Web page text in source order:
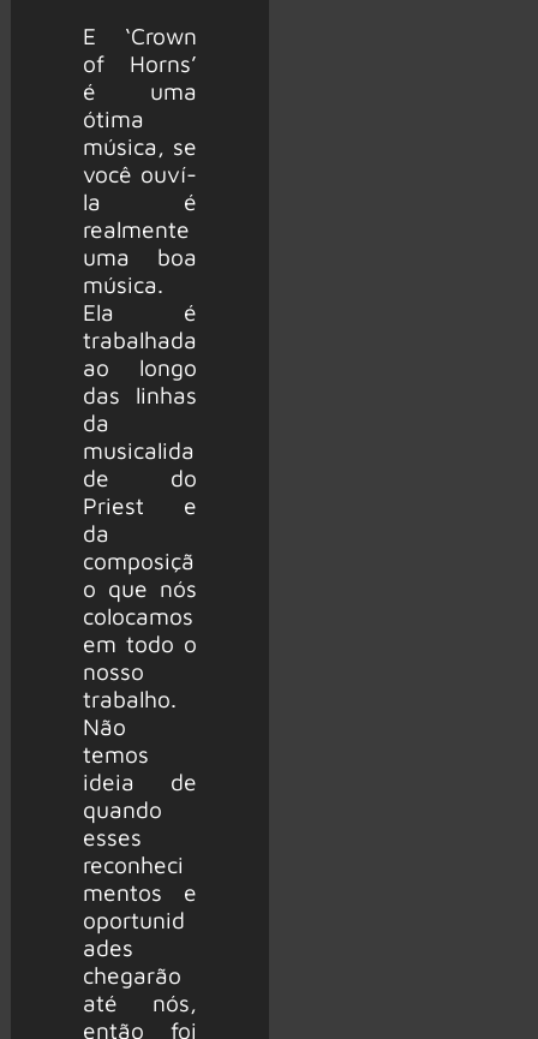
E ‘Crown
of Horns’
é uma
ótima
música, se
você ouví-
la é
realmente
uma boa
música.
Ela é
trabalhada
ao longo
das linhas
da
musicalida
de do
Priest e
da
composiçã
o que nós
colocamos
em todo o
nosso
trabalho.
Não
temos
ideia de
quando
esses
reconheci
mentos e
oportunid
ades
chegarão
até nós,
então foi